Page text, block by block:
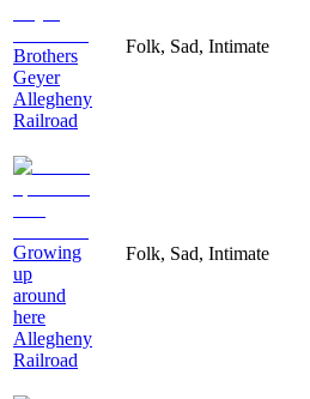
Brothers
Geyer
Allegheny
Railroad
Folk, Sad, Intimate
Growing
up
around
here
Allegheny
Railroad
Folk, Sad, Intimate